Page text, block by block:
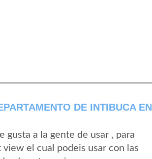
DE INTIBUCA EN
gusta a la gente de usar , para
el cual podeis usar con las